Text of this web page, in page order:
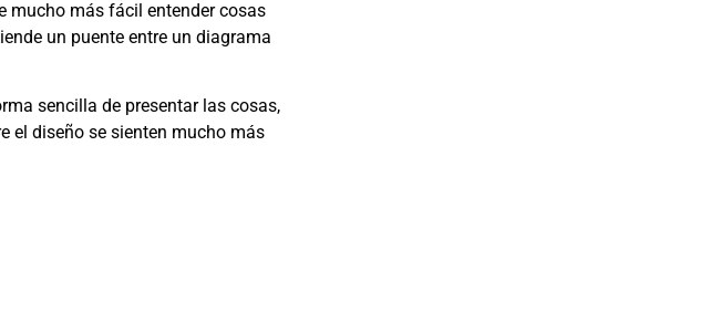
mucho más fácil entender cosas
un puente entre un diagrama
sencilla de presentar las cosas,
el diseño se sienten mucho más